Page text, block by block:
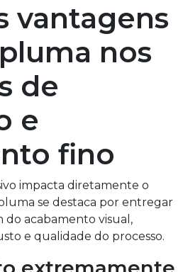
vantagens
nos
de
e
fino
impacta diretamente o
se destaca por entregar
do acabamento visual,
e qualidade do processo.